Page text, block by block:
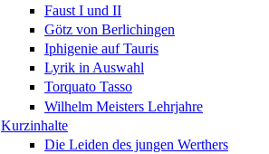
Faust I und II
Götz von Berlichingen
Iphigenie auf Tauris
Lyrik in Auswahl
Torquato Tasso
Wilhelm Meisters Lehrjahre
Kurzinhalte
Die Leiden des jungen Werthers